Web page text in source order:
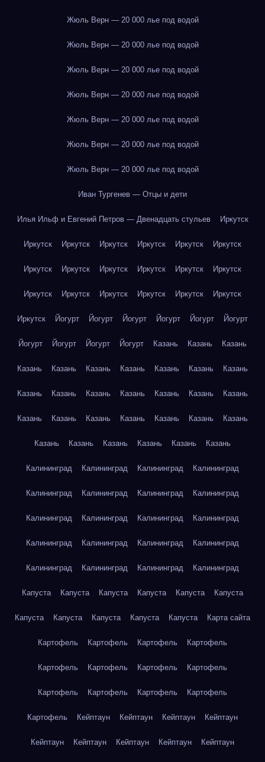
Жюль Верн — 20 000 лье под водой
Жюль Верн — 20 000 лье под водой
Жюль Верн — 20 000 лье под водой
Жюль Верн — 20 000 лье под водой
Жюль Верн — 20 000 лье под водой
Жюль Верн — 20 000 лье под водой
Жюль Верн — 20 000 лье под водой
Иван Тургенев — Отцы и дети
Илья Ильф и Евгений Петров — Двенадцать стульев Иркутск
Иркутск Иркутск Иркутск Иркутск Иркутск Иркутск
Иркутск Иркутск Иркутск Иркутск Иркутск Иркутск
Иркутск Иркутск Иркутск Иркутск Иркутск Иркутск
Иркутск Йогурт Йогурт Йогурт Йогурт Йогурт Йогурт
Йогурт Йогурт Йогурт Йогурт Казань Казань Казань
Казань Казань Казань Казань Казань Казань Казань
Казань Казань Казань Казань Казань Казань Казань
Казань Казань Казань Казань Казань Казань Казань
Казань Казань Казань Казань Казань Казань
Калининград Калининград Калининград Калининград
Калининград Калининград Калининград Калининград
Калининград Калининград Калининград Калининград
Калининград Калининград Калининград Калининград
Калининград Калининград Калининград Калининград
Капуста Капуста Капуста Капуста Капуста Капуста
Капуста Капуста Капуста Капуста Капуста Карта сайта
Картофель Картофель Картофель Картофель
Картофель Картофель Картофель Картофель
Картофель Картофель Картофель Картофель
Картофель Кейптаун Кейптаун Кейптаун Кейптаун
Кейптаун Кейптаун Кейптаун Кейптаун Кейптаун